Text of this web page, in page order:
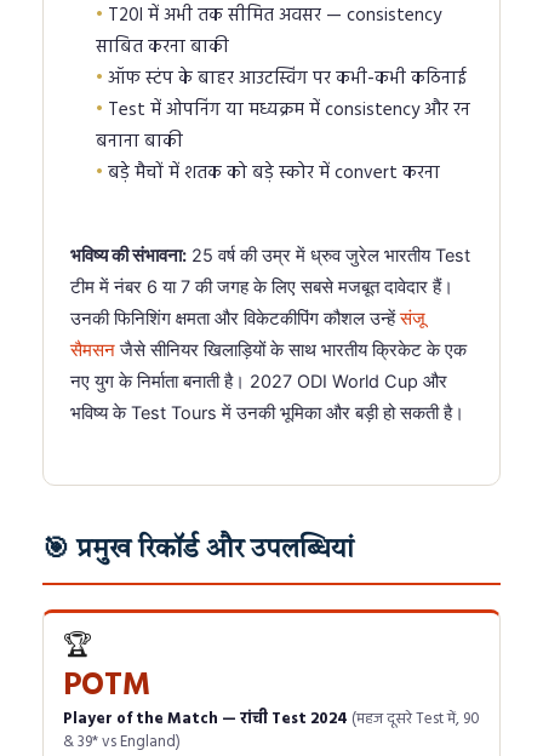
T20I में अभी तक सीमित अवसर — consistency
साबित करना बाकी
ऑफ स्टंप के बाहर आउटस्विंग पर कभी-कभी कठिनाई
Test में ओपनिंग या मध्यक्रम में consistency और रन
बनाना बाकी
बड़े मैचों में शतक को बड़े स्कोर में convert करना
भविष्य की संभावना: 25 वर्ष की उम्र में ध्रुव जुरेल भारतीय Test
टीम में नंबर 6 या 7 की जगह के लिए सबसे मजबूत दावेदार हैं।
उनकी फिनिशिंग क्षमता और विकेटकीपिंग कौशल उन्हेंसंजू
सैमसनजैसे सीनियर खिलाड़ियों के साथ भारतीय क्रिकेट के एक
नए युग के निर्माता बनाती है। 2027 ODI World Cup और
भविष्य के Test Tours में उनकी भूमिका और बड़ी हो सकती है।
🎯 प्रमुख रिकॉर्ड और उपलब्धियां
🏆
POTM
Player of the Match — रांची Test 2024 (महज दूसरे Test में, 90
& 39* vs England)